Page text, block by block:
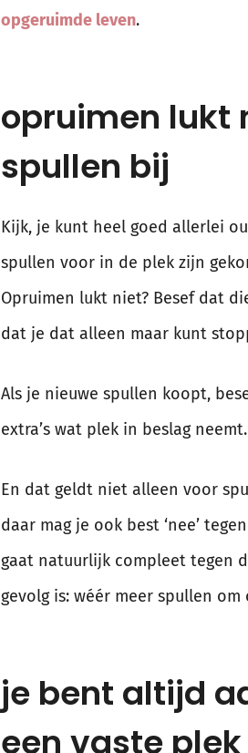
opgeruimde leven.
opruimen lukt
spullen bij
Kijk, je kunt heel goed allerlei
spullen voor in de plek zijn
Opruimen lukt niet? Besef dat
dat je dat alleen maar kunt
Als je nieuwe spullen koopt,
extra’s wat plek in beslag
En dat geldt niet alleen voor
daar mag je ook best ‘nee’
gaat natuurlijk compleet tegen
gevolg is: wéér meer spullen
je bent altijd
een vaste plek